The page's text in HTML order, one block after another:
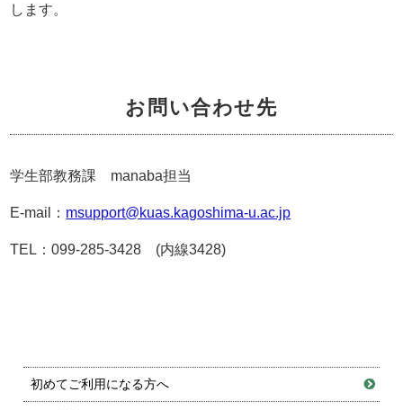
します。
お問い合わせ先
学生部教務課 manaba担当
E-mail： msupport@kuas.kagoshima-u.ac.jp
TEL：099-285-3428 (内線3428)
初めてご利用になる方へ